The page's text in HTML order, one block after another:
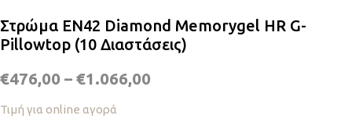
Στρώμα EN42 Diamond Memorygel HR G-
Pillowtop (10 Διαστάσεις)
€476,00 – €1.066,00
Τιμή για online αγορά